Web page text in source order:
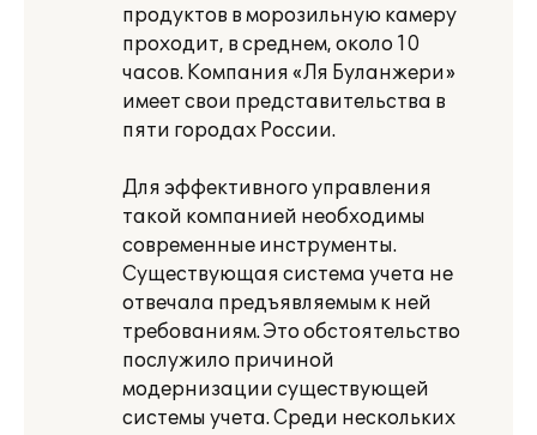
продуктов в морозильную камеру
проходит, в среднем, около 10
часов. Компания «Ля Буланжери»
имеет свои представительства в
пяти городах России.
Для эффективного управления
такой компанией необходимы
современные инструменты.
Существующая система учета не
отвечала предъявляемым к ней
требованиям. Это обстоятельство
послужило причиной
модернизации существующей
системы учета. Среди нескольких